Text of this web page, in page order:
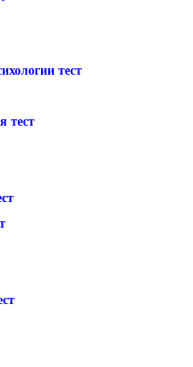
тест
тест